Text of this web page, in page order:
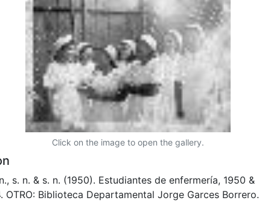
Click on the image to open the gallery.
s. n. & s. n. (1950). Estudiantes de enfermería, 1950 &
OTRO: Biblioteca Departamental Jorge Garces Borrero.